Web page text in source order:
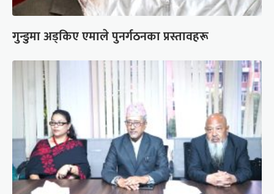
गुन्डुमा अड्किए एमाले पुनर्गठनका प्रस्तावहरू